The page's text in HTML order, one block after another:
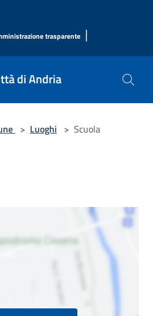
trasparente |
di Andria
> Luoghi > Scuola